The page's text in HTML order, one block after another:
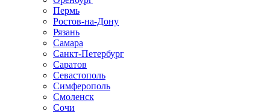
Пермь
Ростов-на-Дону
Рязань
Самара
Санкт-Петербург
Саратов
Севастополь
Симферополь
Смоленск
Сочи